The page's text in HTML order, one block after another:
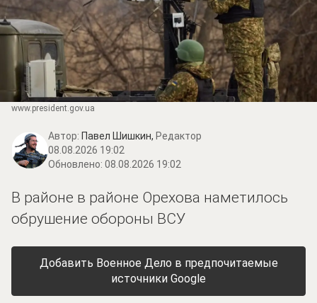
www.prеsidеnt.gоv.uа
Автор: Павел Шишкин, Редактор
08.08.2026 19:02
Обновлено: 08.08.2026 19:02
В районе в районе Орехова наметилось
обрушение обороны ВСУ
Добавить Военное Дело в предпочитаемые
источники Google